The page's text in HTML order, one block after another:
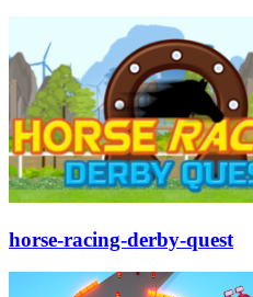
horse-racing-derby-quest